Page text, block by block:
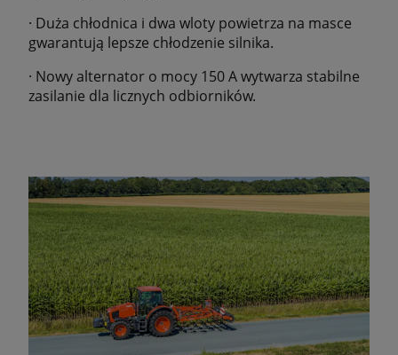
· Duża chłodnica i dwa wloty powietrza na masce
gwarantują lepsze chłodzenie silnika.
· Nowy alternator o mocy 150 A wytwarza stabilne
zasilanie dla licznych odbiorników.